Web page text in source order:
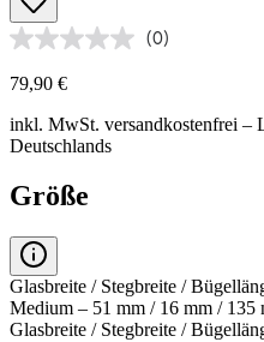
(0)
79,90 €
inkl. MwSt. versandkostenfrei –
Deutschlands
Größe
Glasbreite / Stegbreite /
Medium – 51 mm / 16 mm / 135
Glasbreite / Stegbreite /